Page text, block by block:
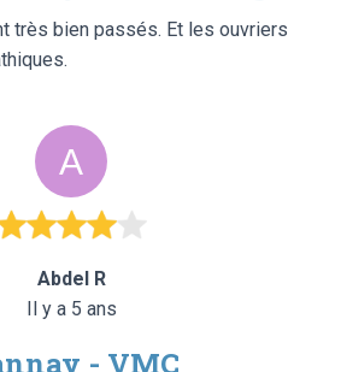
très bien passés. Et les ouvriers
Abdel R
Il y a 5 ans
- VMC